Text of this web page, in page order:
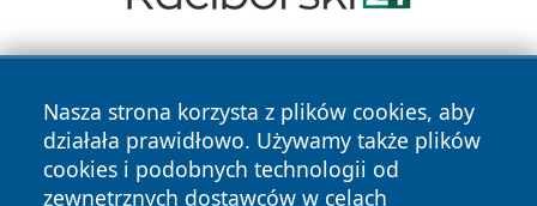
Nasza strona korzysta z plików cookies, aby
działała prawidłowo. Używamy także plików
cookies i podobnych technologii od
zewnętrznych dostawców w celach